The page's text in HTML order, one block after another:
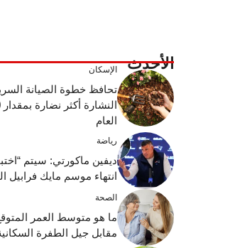
الأحدث الإسكان
تحافظ خطوة الصيانة
العام
رياضة
ديفين ماكورتي: سيتم
انتهاء موسم مايك فرابيل
الصحة
ما هو متوسط ​​العمر
مقابل جيل الطفرة